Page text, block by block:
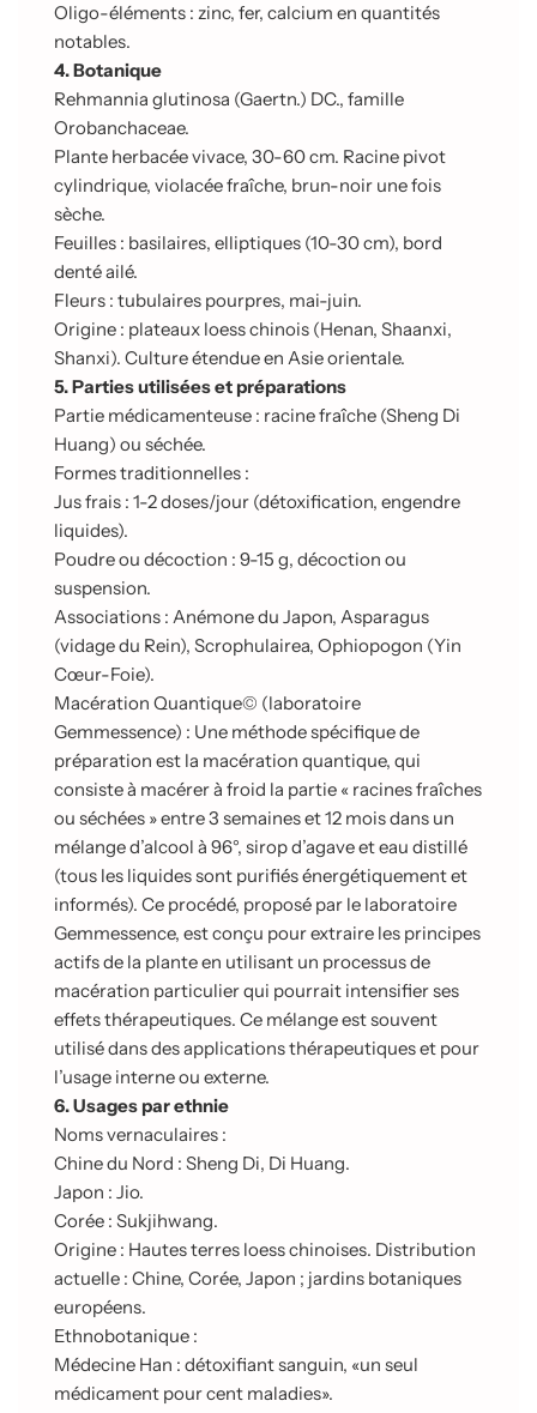
Oligo-éléments : zinc, fer, calcium en quantités
notables.
4. Botanique
Rehmannia glutinosa (Gaertn.) DC., famille
Orobanchaceae.
Plante herbacée vivace, 30-60 cm. Racine pivot
cylindrique, violacée fraîche, brun-noir une fois
sèche.
Feuilles : basilaires, elliptiques (10-30 cm), bord
denté ailé.
Fleurs : tubulaires pourpres, mai-juin.
Origine : plateaux loess chinois (Henan, Shaanxi,
Shanxi). Culture étendue en Asie orientale.
5. Parties utilisées et préparations
Partie médicamenteuse : racine fraîche (Sheng Di
Huang) ou séchée.
Formes traditionnelles :
Jus frais : 1-2 doses/jour (détoxification, engendre
liquides).
Poudre ou décoction : 9-15 g, décoction ou
suspension.
Associations : Anémone du Japon, Asparagus
(vidage du Rein), Scrophulairea, Ophiopogon (Yin
Cœur-Foie).
Macération Quantique© (laboratoire
Gemmessence) : Une méthode spécifique de
préparation est la macération quantique, qui
consiste à macérer à froid la partie « racines fraîches
ou séchées » entre 3 semaines et 12 mois dans un
mélange d’alcool à 96°, sirop d’agave et eau distillé
(tous les liquides sont purifiés énergétiquement et
informés). Ce procédé, proposé par le laboratoire
Gemmessence, est conçu pour extraire les principes
actifs de la plante en utilisant un processus de
macération particulier qui pourrait intensifier ses
effets thérapeutiques. Ce mélange est souvent
utilisé dans des applications thérapeutiques et pour
l’usage interne ou externe.
6. Usages par ethnie
Noms vernaculaires :
Chine du Nord : Sheng Di, Di Huang.
Japon : Jio.
Corée : Sukjihwang.
Origine : Hautes terres loess chinoises. Distribution
actuelle : Chine, Corée, Japon ; jardins botaniques
européens.
Ethnobotanique :
Médecine Han : détoxifiant sanguin, «un seul
médicament pour cent maladies».